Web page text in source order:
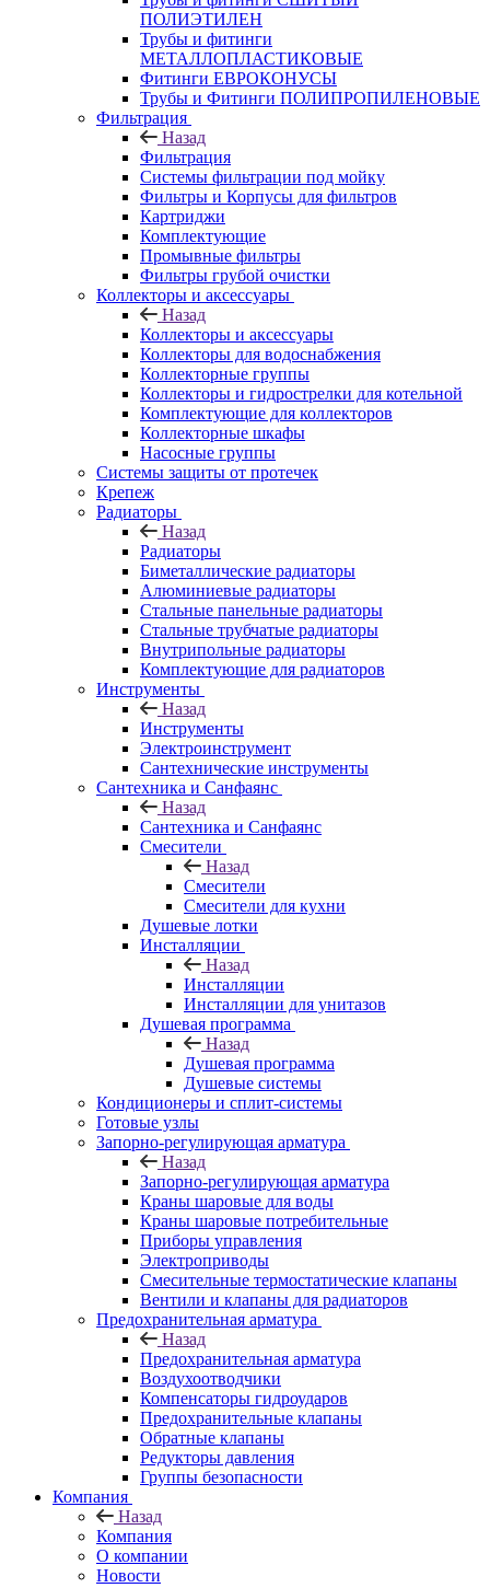
ПОЛИЭТИЛЕН
Трубы и фитинги
МЕТАЛЛОПЛАСТИКОВЫЕ
Фитинги ЕВРОКОНУСЫ
Трубы и Фитинги ПОЛИПРОПИЛЕНОВЫЕ
Фильтрация
Назад
Фильтрация
Системы фильтрации под мойку
Фильтры и Корпусы для фильтров
Картриджи
Комплектующие
Промывные фильтры
Фильтры грубой очистки
Коллекторы и аксессуары
Назад
Коллекторы и аксессуары
Коллекторы для водоснабжения
Коллекторные группы
Коллекторы и гидрострелки для котельной
Комплектующие для коллекторов
Коллекторные шкафы
Насосные группы
Системы защиты от протечек
Крепеж
Радиаторы
Назад
Радиаторы
Биметаллические радиаторы
Алюминиевые радиаторы
Стальные панельные радиаторы
Стальные трубчатые радиаторы
Внутрипольные радиаторы
Комплектующие для радиаторов
Инструменты
Назад
Инструменты
Электроинструмент
Сантехнические инструменты
Сантехника и Санфаянс
Назад
Сантехника и Санфаянс
Смесители
Назад
Смесители
Смесители для кухни
Душевые лотки
Инсталляции
Назад
Инсталляции
Инсталляции для унитазов
Душевая программа
Назад
Душевая программа
Душевые системы
Кондиционеры и сплит-системы
Готовые узлы
Запорно-регулирующая арматура
Назад
Запорно-регулирующая арматура
Краны шаровые для воды
Краны шаровые потребительные
Приборы управления
Электроприводы
Смесительные термостатические клапаны
Вентили и клапаны для радиаторов
Предохранительная арматура
Назад
Предохранительная арматура
Воздухоотводчики
Компенсаторы гидроударов
Предохранительные клапаны
Обратные клапаны
Редукторы давления
Группы безопасности
Компания
Назад
Компания
О компании
Новости